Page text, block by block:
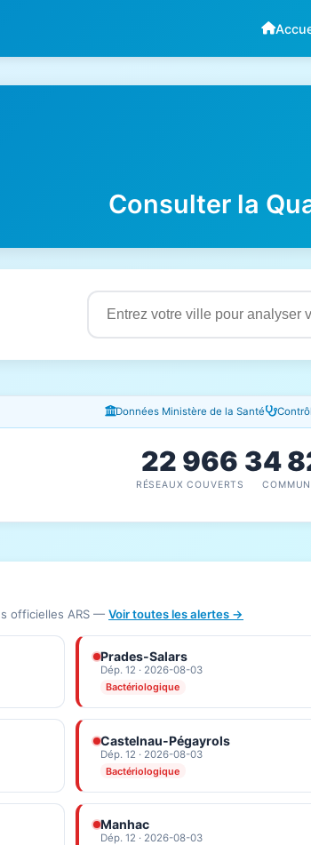
Consulter la
l'eau
Données Ministère de la Santé
22 966
RÉSEAUX COUVERTS
34
officielles ARS — Voir toutes les alertes →
Prades-Salars
Dép. 12 · 2026-08-03
Bactériologique
Castelnau-Pégayrols
Dép. 12 · 2026-08-03
Bactériologique
Manhac
Dép. 12 · 2026-08-03